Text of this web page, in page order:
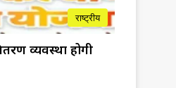
राष्ट्रीय
व्यवस्था होगी